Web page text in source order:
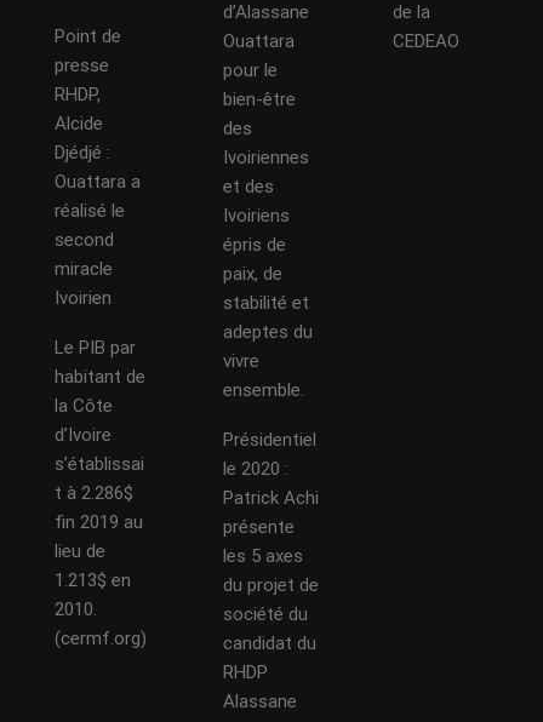
Point de
presse
RHDP,
Alcide
Djédjé :
Ouattara a
réalisé le
second
miracle
Ivoirien
Le PIB par
habitant de
la Côte
d’Ivoire
s’établissai
t à 2.286$
fin 2019 au
lieu de
1.213$ en
2010.
(cermf.org)
d’Alassane
Ouattara
pour le
bien-être
des
Ivoiriennes
et des
Ivoiriens
épris de
paix, de
stabilité et
adeptes du
vivre
ensemble.
Présidentiel
le 2020 :
Patrick Achi
présente
les 5 axes
du projet de
société du
candidat du
RHDP
Alassane
de la
CEDEAO